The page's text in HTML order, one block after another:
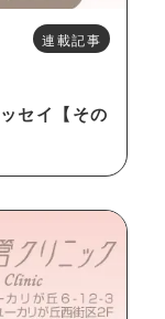
連載記事
セイ【その